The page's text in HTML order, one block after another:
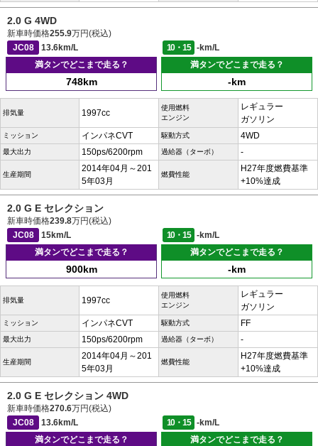
2.0 G 4WD
新車時価格255.9万円(税込)
JC08
13.6km/L 10・15
-km/L
満タンでどこまで走る？
748km
満タンでどこまで走る？
-km
排気量 1997cc
使用燃料
エンジン
レギュラー
ガソリン
ミッション インパネCVT 駆動方式 4WD
最大出力 150ps/6200rpm 過給器（ターボ） -
生産期間
2014年04月～201
5年03月
燃費性能
H27年度燃費基準
+10%達成
2.0 G E セレクション
新車時価格239.8万円(税込)
JC08
15km/L 10・15
-km/L
満タンでどこまで走る？
900km
満タンでどこまで走る？
-km
排気量 1997cc
使用燃料
エンジン
レギュラー
ガソリン
ミッション インパネCVT 駆動方式 FF
最大出力 150ps/6200rpm 過給器（ターボ） -
生産期間
2014年04月～201
5年03月
燃費性能
H27年度燃費基準
+10%達成
2.0 G E セレクション 4WD
新車時価格270.6万円(税込)
JC08
13.6km/L 10・15
-km/L
満タンでどこまで走る？
満タンでどこまで走る？